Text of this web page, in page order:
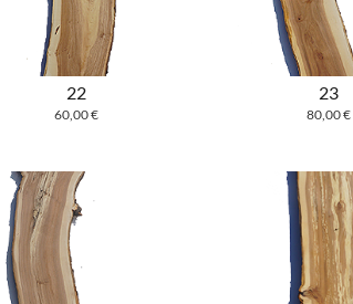
22
60,00€
23
80,00€